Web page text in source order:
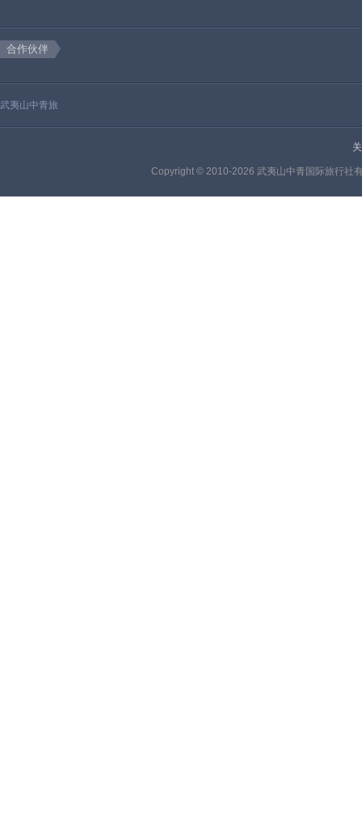
合作伙伴
武夷山中青旅
Copyright © 2010-2026 武夷山中青国际旅行社